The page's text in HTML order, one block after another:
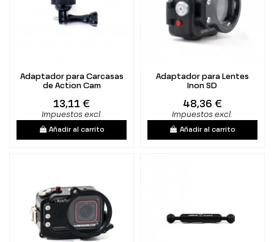
Adaptador para Carcasas
de Action Cam
13,11 €
Impuestos excl.
Añadir al carrito
Adaptador para Lentes
Inon SD
48,36 €
Impuestos excl.
Añadir al carrito